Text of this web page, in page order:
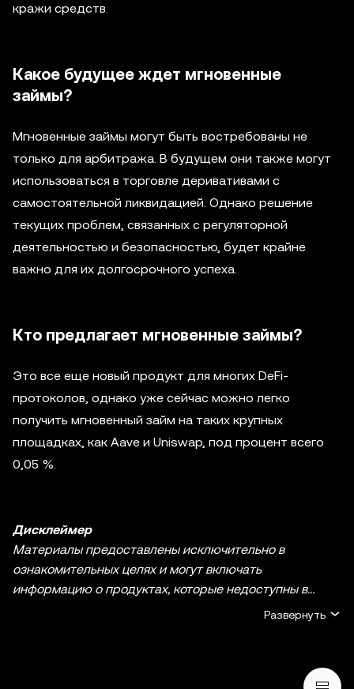
кражи средств.
Какое будущее ждет мгновенные
займы?
Мгновенные займы могут быть востребованы не
только для арбитража. В будущем они также могут
использоваться в торговле деривативами с
самостоятельной ликвидацией. Однако решение
текущих проблем, связанных с регуляторной
деятельностью и безопасностью, будет крайне
важно для их долгосрочного успеха.
Кто предлагает мгновенные займы?
Это все еще новый продукт для многих DeFi-
протоколов, однако уже сейчас можно легко
получить мгновенный займ на таких крупных
площадках, как Aave и Uniswap, под процент всего
0,05 %.
Дисклеймер
Материалы предоставлены исключительно в
ознакомительных целях и могут включать
информацию о продуктах, которые недоступны в
вашем регионе. Они не являются инвестиционным
Развернуть